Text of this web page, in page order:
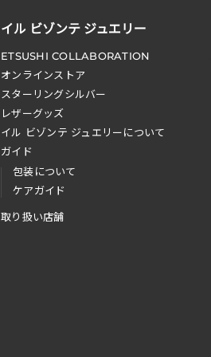
イル ビゾンテ ジュエリー
ETSUSHI COLLABORATION
オンラインストア
スターリングシルバー
レザーグッズ
イル ビゾンテ ジュエリーについて
ガイド
包装について
ケアガイド
取り扱い店舗